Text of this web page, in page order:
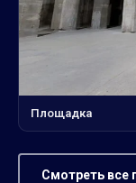
Площадка
Смотреть все